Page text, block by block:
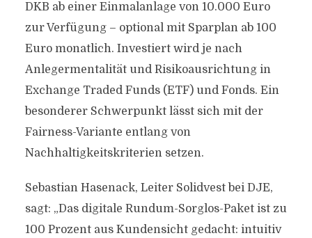
DKB ab einer Einmalanlage von 10.000 Euro
zur Verfügung – optional mit Sparplan ab 100
Euro monatlich. Investiert wird je nach
Anlegermentalität und Risikoausrichtung in
Exchange Traded Funds (ETF) und Fonds. Ein
besonderer Schwerpunkt lässt sich mit der
Fairness-Variante entlang von
Nachhaltigkeitskriterien setzen.
Sebastian Hasenack, Leiter Solidvest bei DJE,
sagt: „Das digitale Rundum-Sorglos-Paket ist zu
100 Prozent aus Kundensicht gedacht: intuitiv